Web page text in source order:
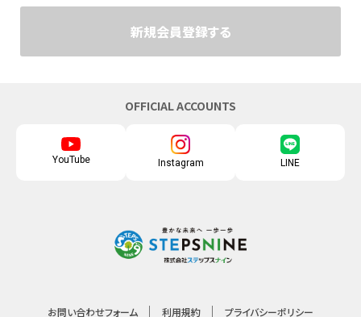
歴閲覧、本サイト内ポイント付与、メール配信等)を受けること
ジンの利用者については、当社所定のWebサイトより利用登
録を申請しなくとも、メール配信を受けることができます。
に管理してください。利用者によるメールアドレス・パスワード
の管理不備、第三者の不正使用等に伴う損害の発生について
当社は責任を負いません。
禁じます。当社は、メールアドレスとパスワードの組み合わせ
新規会員登録する
OFFICIAL ACCOUNTS
YouTube Instagram LINE
お問い合わせフォーム 利用規約 プライバシーポリシー